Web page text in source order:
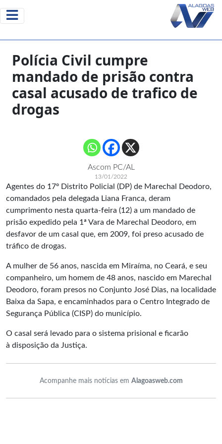
Polícia Civil cumpre
mandado de prisão contra
casal acusado de trafico de
drogas
Ascom PC/AL
13/01/2022
Agentes do 17º Distrito Policial (DP) de Marechal Deodoro,
comandados pela delegada Liana Franca, deram
cumprimento nesta quarta-feira (12) a um mandado de
prisão expedido pela 1ª Vara de Marechal Deodoro, em
desfavor de um casal que, em 2009, foi preso acusado de
tráfico de drogas.
A mulher de 56 anos, nascida em Miraíma, no Ceará, e seu
companheiro, um homem de 48 anos, nascido em Marechal
Deodoro, foram presos no Conjunto José Dias, na localidade
Baixa da Sapa, e encaminhados para o Centro Integrado de
Segurança Pública (CISP) do município.
O casal será levado para o sistema prisional e ficarão
à disposição da Justiça.
Acompanhe mais notícias em Alagoasweb.com